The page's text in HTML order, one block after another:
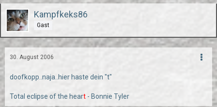
Kampfkeks86
Gast
30. August 2006
doofkopp..naja..hier haste dein "t"
Total eclipse of the heart - Bonnie Tyler